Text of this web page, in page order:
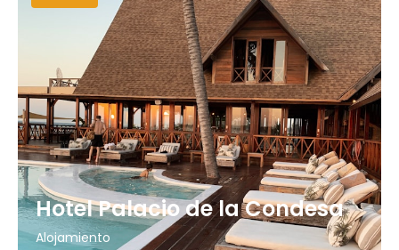
Hotel Palacio de la Condesa
Alojamiento